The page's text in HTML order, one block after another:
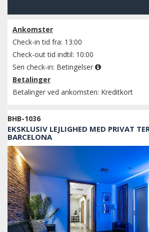
Ankomster
Check-in tid fra: 13:00
Check-out tid indtil: 10:00
Sen check-in: Betingelser
Betalinger
Betalinger ved ankomsten: Kreditkort
BHB-1036
EKSKLUSIV LEJLIGHED MED PRIVAT
BARCELONA